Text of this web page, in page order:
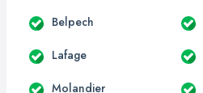
Belpech
Lafage
Molandier